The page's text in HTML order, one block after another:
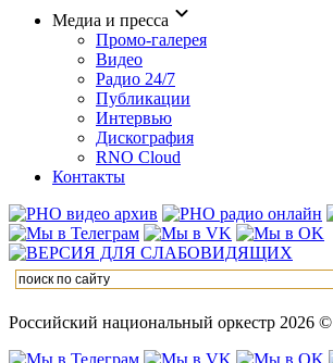
Медиа и пресса
Промо-галерея
Видео
Радио 24/7
Публикации
Интервью
Дискография
RNO Cloud
Контакты
Российский национальный оркестр 2026 ©